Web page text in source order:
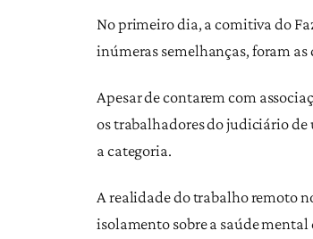
No primeiro dia, a comitiva do
inúmeras semelhanças, foram
Apesar de contarem com
os trabalhadores do judiciário de
a categoria.
A realidade do trabalho remoto
isolamento sobre a saúde